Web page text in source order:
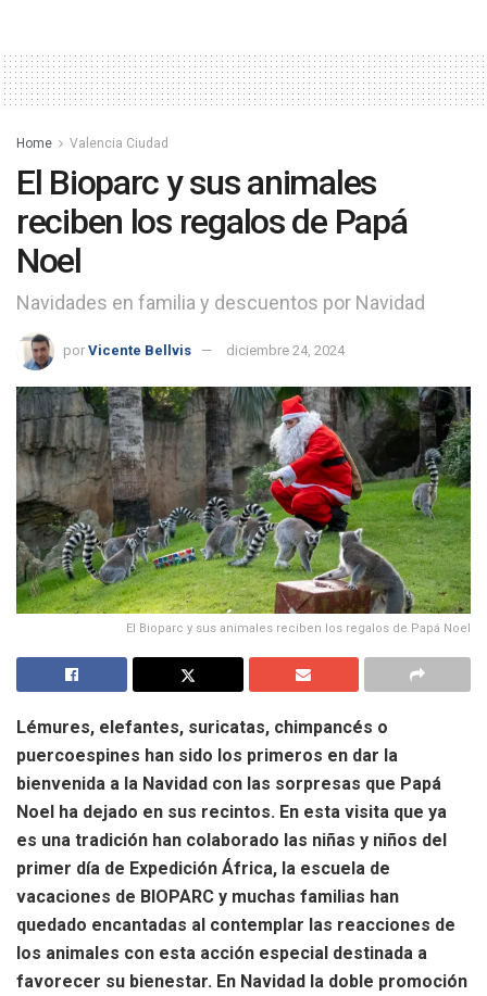
Home Valencia Ciudad
El Bioparc y sus animales
reciben los regalos de Papá
Noel
Navidades en familia y descuentos por Navidad
por Vicente Bellvis diciembre 24, 2024
El Bioparc y sus animales reciben los regalos de Papá Noel
Lémures, elefantes, suricatas, chimpancés o
puercoespines han sido los primeros en dar la
bienvenida a la Navidad con las sorpresas que Papá
Noel ha dejado en sus recintos. En esta visita que ya
es una tradición han colaborado las niñas y niños del
primer día de Expedición África, la escuela de
vacaciones de BIOPARC y muchas familias han
quedado encantadas al contemplar las reacciones de
los animales con esta acción especial destinada a
favorecer su bienestar. En Navidad la doble promoción